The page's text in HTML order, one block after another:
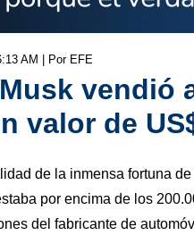
AM | Por EFE
vendió
valor de
de la inmensa fortuna
por encima de los
del fabricante de